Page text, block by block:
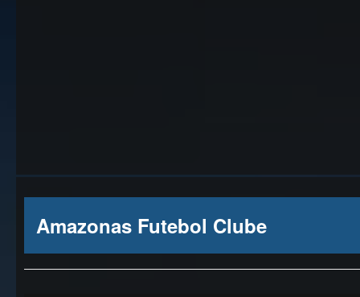
Amazonas Futebol Clube